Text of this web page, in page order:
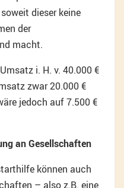
dieser keine
der
macht.
i. H. v. 40.000 €
zwar 20.000 €
jedoch auf 7.500 €
an Gesellschaften
können auch
– also z.B. eine